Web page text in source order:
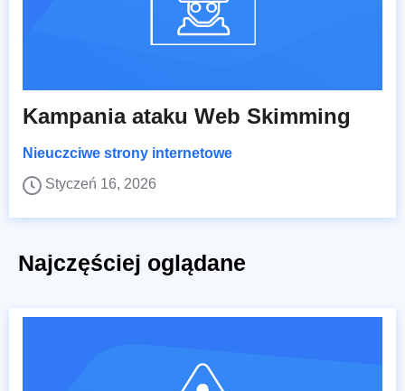
Kampania ataku Web Skimming
Nieuczciwe strony internetowe
Styczeń 16, 2026
Najczęściej oglądane